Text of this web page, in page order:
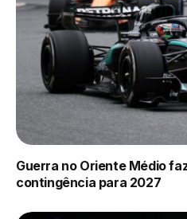
Guerra no Oriente Médio
contingência para 2027